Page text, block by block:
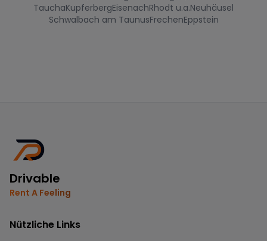
TauchaKupferbergEisenachRhodt u.a.Neuhäusel
Schwalbach am TaunusFrechenEppstein
Drivable
Rent A Feeling
Nützliche Links